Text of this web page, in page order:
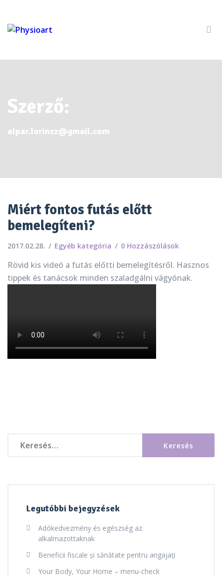
Szerző:
alpar.lorincz@gmail.com
Miért fontos futás előtt
bemelegíteni?
2017.02.28. Egyéb kategória 0 Hozzászólások
Rövid kis videó a futás előtti bemelegítésről. Hasznos
tippek és tanácsok minden szaladgálni vágyónak.
Legutóbbi bejegyzések
Adókedvezmény és egészség az
alkalmazottaknak
Beneficii fiscale și sănătate pentru angajați
Your Body, Your Home – menu-check